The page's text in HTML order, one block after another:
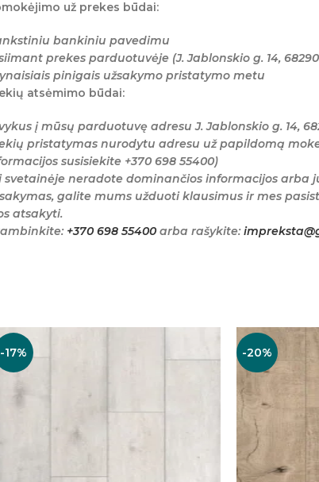
už prekes būdai:
bankiniu pavedimu
prekes parduotuvėje (J. Jablonskio g. 14,
pinigais užsakymo pristatymo metu
atsėmimo būdai:
į mūsų parduotuvę adresu J. Jablonskio g. 14,
pristatymas nurodytu adresu už papildomą
susisiekite +370 698 55400)
svetainėje neradote dominančios informacijos arba
galite mums užduoti klausimus ir mes
atsakyti.
+370 698 55400arba rašykite:
-17% -20%